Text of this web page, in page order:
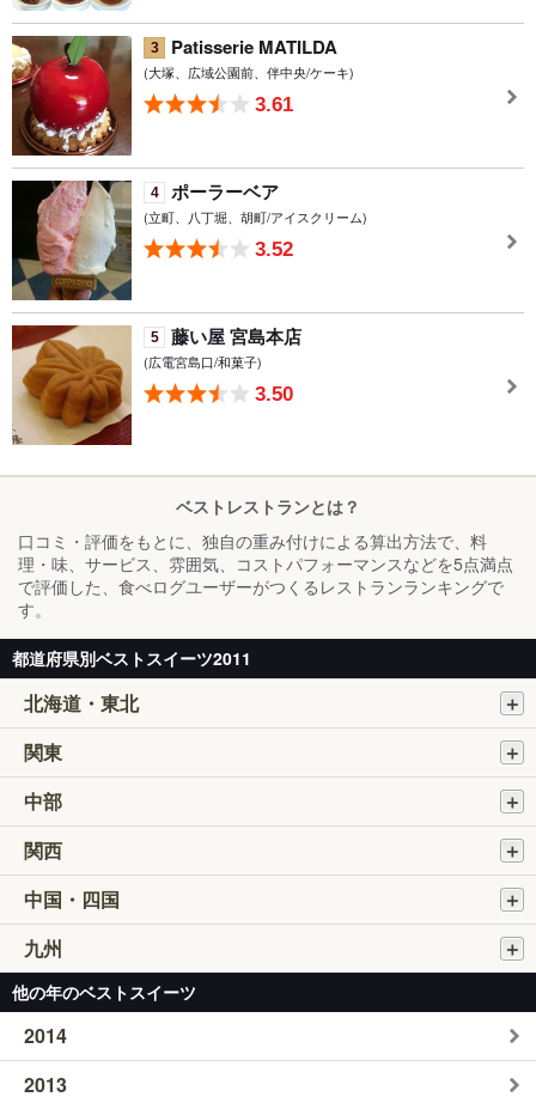
3 Patisserie MATILDA
(大塚、広域公園前、伴中央/ケーキ)
3.61
4 ポーラーベア
(立町、八丁堀、胡町/アイスクリーム)
3.52
5 藤い屋 宮島本店
(広電宮島口/和菓子)
3.50
ベストレストランとは？
口コミ・評価をもとに、独自の重み付けによる算出方法で、料
理・味、サービス、雰囲気、コストパフォーマンスなどを5点満点
で評価した、食べログユーザーがつくるレストランランキングで
す。
都道府県別ベストスイーツ2011
北海道・東北
関東
中部
関西
中国・四国
九州
他の年のベストスイーツ
2014
2013